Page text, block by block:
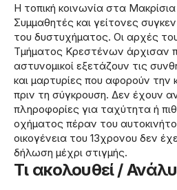
Η τοπική κοινωνία στα
Συμμαθητές και γείτονες
του δυστυχήματος. Οι αρχές
Τμήματος Κρεστένων άρχισαν
αστυνομικοί εξετάζουν τις
και μαρτυρίες που αφορούν την
πριν τη σύγκρουση. Δεν έχουν
πληροφορίες για ταχύτητα ή
οχήματος πέραν του
οικογένεια του 13χρονου δεν
δήλωση μέχρι στιγμής.
Τι ακολουθεί /